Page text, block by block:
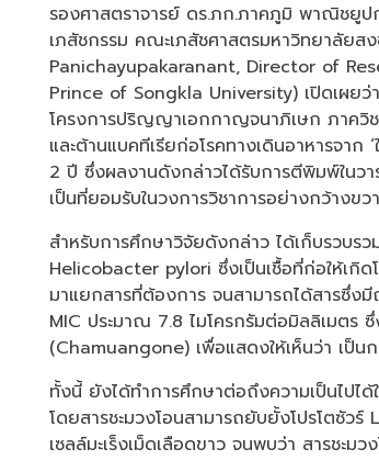
รองศาสตราจารย์ ดร.ภก.ภาคภูมิ พาณิชยูป
เภสัชกรรม คณะเภสัชศาสตรมหาวิทยาลัยส
Panichayupakaranant, Director of
Prince of Songkla University) เปิดเผย
โครงการปริญญาเอกกาญจนาภิเษก ภาควิ
และต้านแบคทีเรียก่อโรคทางเดินอาหารจาก
2 ปี ซึ่งผลงานดังกล่าวได้รับการตีพิมพ์ในวา
เป็นที่ยอมรับในวงการวิชาการอย่างกว้างขว
สำหรับการศึกษาวิจัยดังกล่าว ได้เก็บรวบ
Helicobacter pylori ซึ่งเป็นเชื้อที่ก่อให้เกิ
มาแยกสารที่ต้องการ จนสามารถได้สารซึ่ง
MIC ประมาณ 7.8 ไมโครกรัมต่อมิลลิเมตร
(Chamuangone) เพื่อแสดงให้เห็นว่า เป็น
ทั้งนี้ ยังได้ทำการศึกษาต่อถึงความเป็นไปได้
โดยสารชะมวงโอนสามารถยับยั้งโปรโตซัว
เซลล์มะเร็งเม็ดเลือดขาว จนพบว่า สารชะมว